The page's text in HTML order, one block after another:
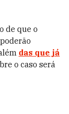
de que o
das que já
o caso será